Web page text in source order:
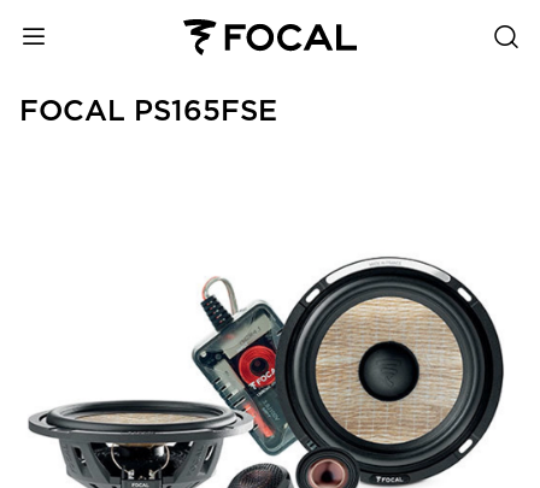
FOCAL PS165FSE